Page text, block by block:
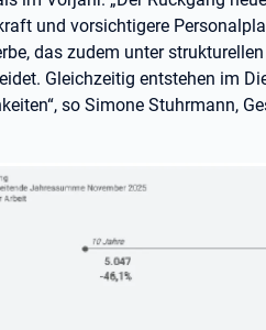
und vorsichtigere
das zudem unter
Gleichzeitig entstehen im
so Simone Stuhrmann,